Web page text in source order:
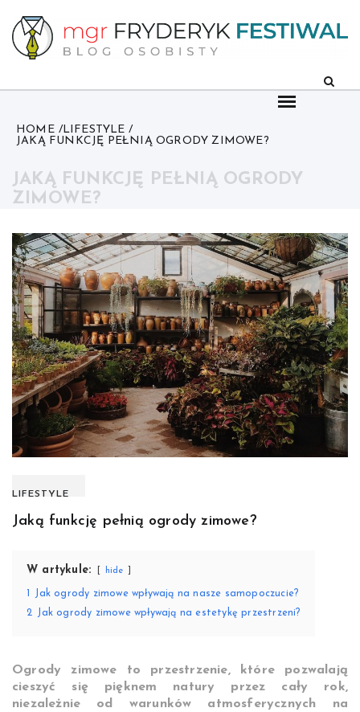
content
HOME
LIFESTYLE
JAKĄ FUNKCJĘ PEŁNIĄ OGRODY ZIMOWE?
JAKĄ FUNKCJĘ PEŁNIĄ OGRODY
ZIMOWE?
LIFESTYLE
Jaką funkcję pełnią ogrody zimowe?
W artykule: hide
Jak ogrody zimowe wpływają na nasze samopoczucie?
2
Jak ogrody zimowe wpływają na estetykę przestrzeni?
Ogrody zimowe to przestrzenie, które pozwalają
cieszyć się pięknem natury przez cały rok,
niezależnie od warunków atmosferycznych na